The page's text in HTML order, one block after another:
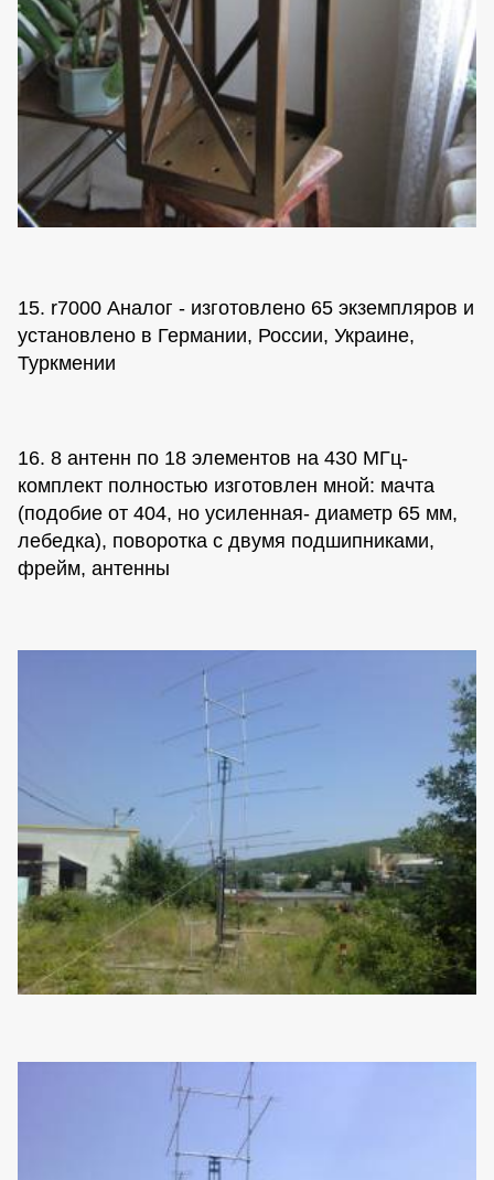
15. r7000 Аналог - изготовлено 65 экземпляров и
установлено в Германии, России, Украине,
Туркмении
16. 8 антенн по 18 элементов на 430 МГц-
комплект полностью изготовлен мной: мачта
(подобие от 404, но усиленная- диаметр 65 мм,
лебедка), поворотка с двумя подшипниками,
фрейм, антенны